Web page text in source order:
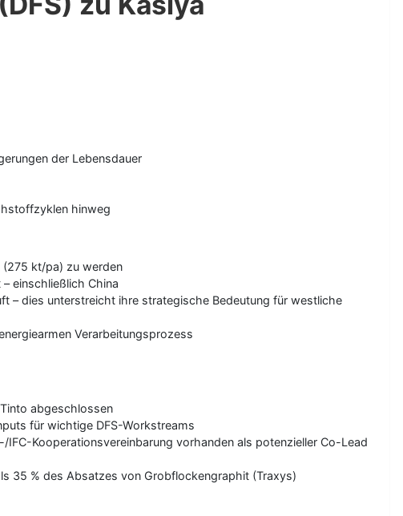
der Lebensdauer
hinweg
kt/pa) zu werden
einschließlich China
– dies unterstreicht ihre strategische Bedeutung für westliche
Verarbeitungsprozess
abgeschlossen
für wichtige DFS-Workstreams
Kooperationsvereinbarung vorhanden als potenzieller Co-Lead
35 % des Absatzes von Grobflockengraphit (Traxys)